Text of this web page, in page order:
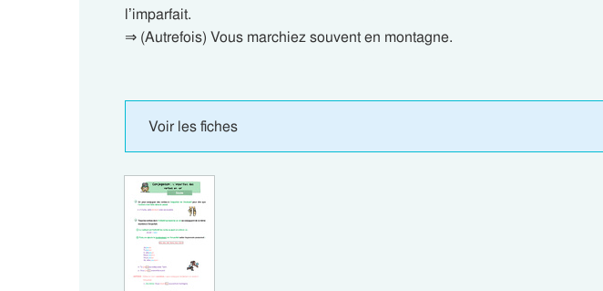
l’imparfait.
⇒ (Autrefois) Vous marchiez souvent en montagne.
Voir les fiches